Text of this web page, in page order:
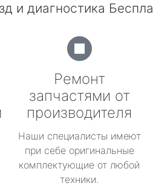
и диагностика
Ремонт
запчастями от
производителя
Наши специалисты имеют
при себе оригинальные
комплектующие от любой
техники.